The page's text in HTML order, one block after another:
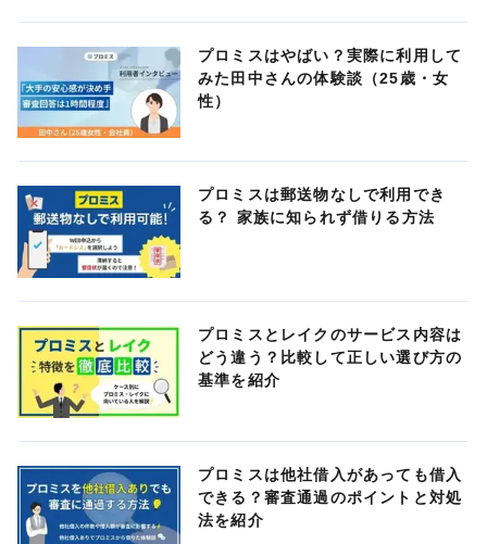
プロミスはやばい？実際に利用して
みた田中さんの体験談（25歳・女
性）
プロミスは郵送物なしで利用でき
る？ 家族に知られず借りる方法
プロミスとレイクのサービス内容は
どう違う？比較して正しい選び方の
基準を紹介
プロミスは他社借入があっても借入
できる？審査通過のポイントと対処
法を紹介